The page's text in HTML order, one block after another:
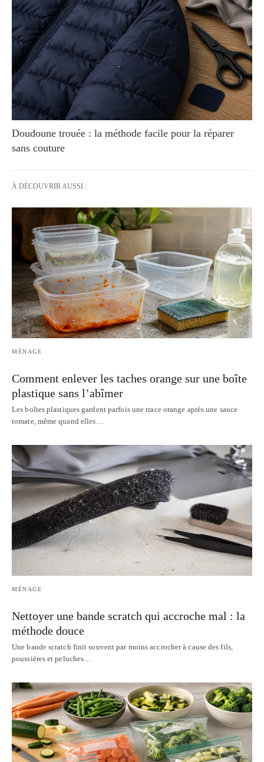
Doudoune trouée : la méthode facile pour la réparer
sans couture
À DÉCOUVRIR AUSSI :
MÉNAGE
Comment enlever les taches orange sur une boîte
plastique sans l’abîmer
Les boîtes plastiques gardent parfois une trace orange après une sauce
tomate, même quand elles…
MÉNAGE
Nettoyer une bande scratch qui accroche mal : la
méthode douce
Une bande scratch finit souvent par moins accrocher à cause des fils,
poussières et peluches…